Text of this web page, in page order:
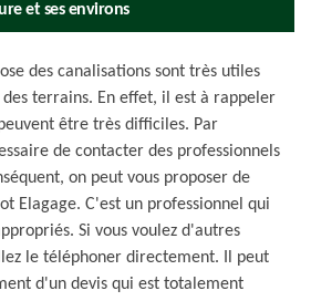
et ses environs
des canalisations sont très utiles
terrains. En effet, il est à rappeler
être très difficiles. Par
de contacter des professionnels
on peut vous proposer de
Elagage. C'est un professionnel qui
Si vous voulez d'autres
le téléphoner directement. Il peut
d'un devis qui est totalement